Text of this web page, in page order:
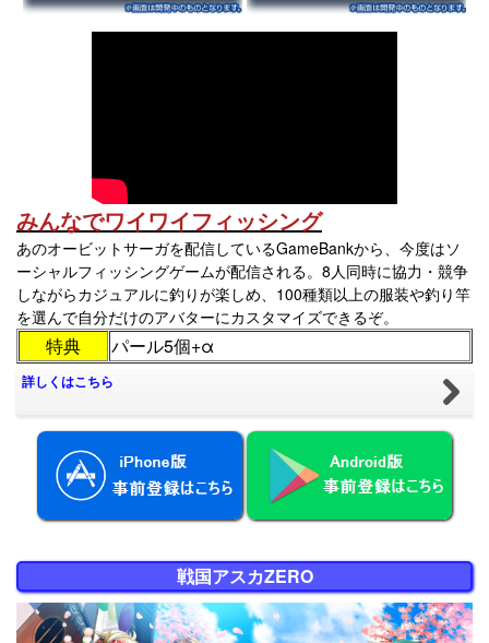
みんなでワイワイフィッシング
あのオービットサーガを配信しているGameBankから、今度はソ
ーシャルフィッシングゲームが配信される。8人同時に協力・競争
しながらカジュアルに釣りが楽しめ、100種類以上の服装や釣り竿
を選んで自分だけのアバターにカスタマイズできるぞ。
特典 パール5個+α
詳しくはこちら
戦国アスカZERO